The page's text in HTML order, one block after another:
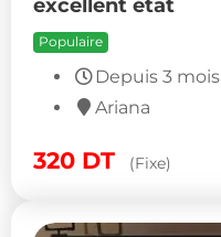
excellent état
Populaire
Depuis 3 mois
Ariana
320 DT (Fixe)